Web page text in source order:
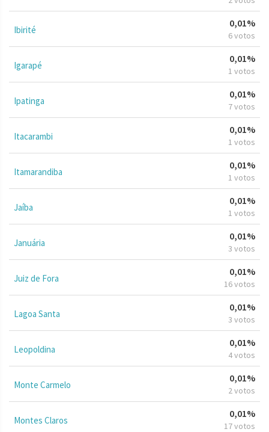
Ibirité
0,01%
6 votos
Igarapé
0,01%
1 votos
Ipatinga
0,01%
7 votos
Itacarambi
0,01%
1 votos
Itamarandiba
0,01%
1 votos
Jaíba
0,01%
1 votos
Januária
0,01%
3 votos
Juiz de Fora
0,01%
16 votos
Lagoa Santa
0,01%
3 votos
Leopoldina
0,01%
4 votos
Monte Carmelo
0,01%
2 votos
Montes Claros
0,01%
17 votos